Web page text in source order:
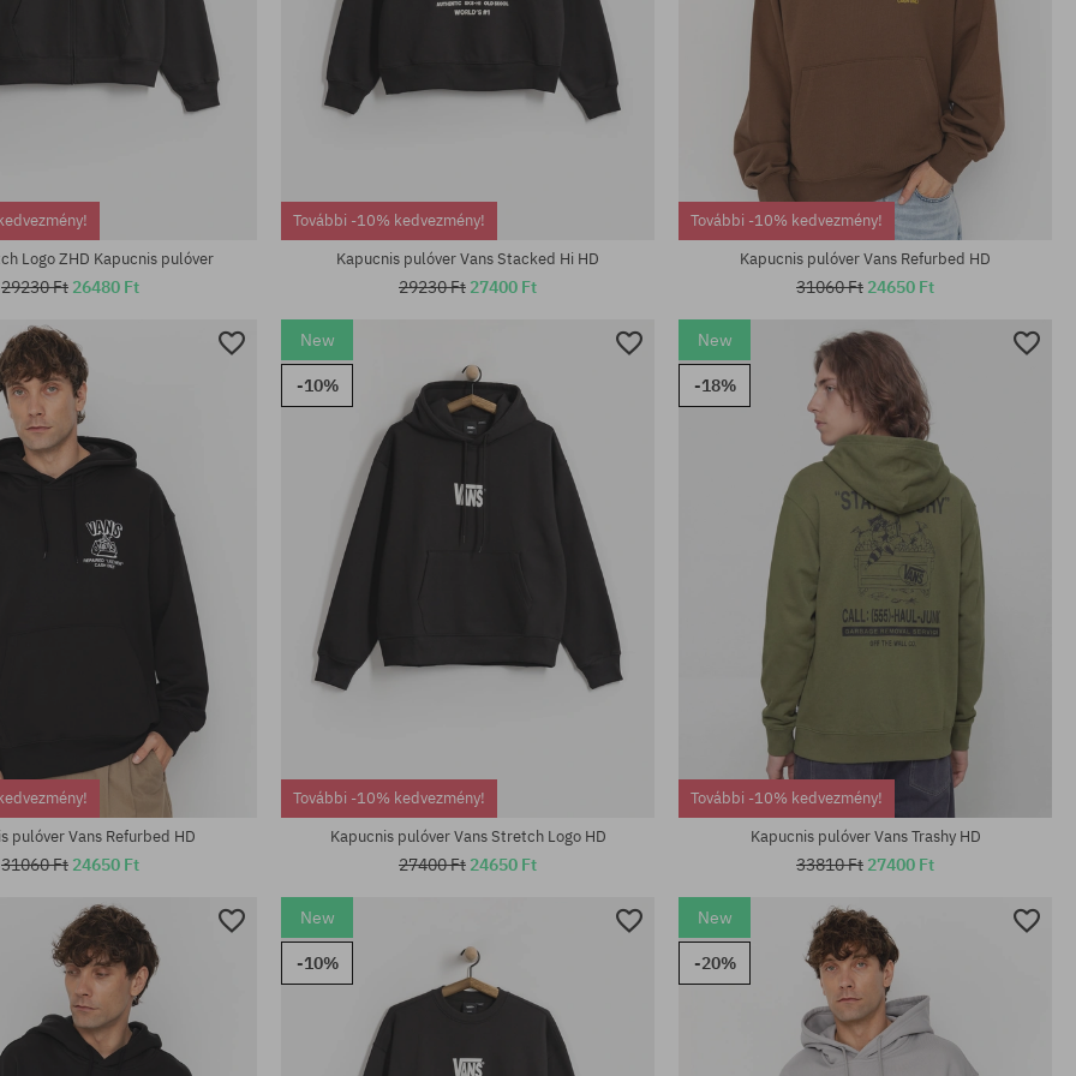
Elérhető méretek:
M; L; XL
Elérhető méretek:
S; M; L; XL; XXL
Logo ZHD Kapucnis pulóver
29230 Ft 26480 Ft
Elérhető méretek:
M; L; XL
További -10% kedvezmény!
Kapucnis pulóver Vans Stacked Hi HD
29230 Ft 27400 Ft
Elérhető méretek:
M; L; XL; XXL
További -10% kedvezmény!
Kapucnis pulóver Vans Refurbed HD
31060 Ft 24650 Ft
pulóver Vans Refurbed HD
31060 Ft 24650 Ft
New
-10%
További -10% kedvezmény!
Kapucnis pulóver Vans Stretch Logo HD
27400 Ft 24650 Ft
New
-18%
További -10% kedvezmény!
Kapucnis pulóver Vans Trashy HD
33810 Ft 27400 Ft
New
-10%
New
-20%